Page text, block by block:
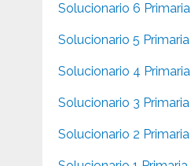
Solucionario 6 Primaria
Solucionario 5 Primaria
Solucionario 4 Primaria
Solucionario 3 Primaria
Solucionario 2 Primaria